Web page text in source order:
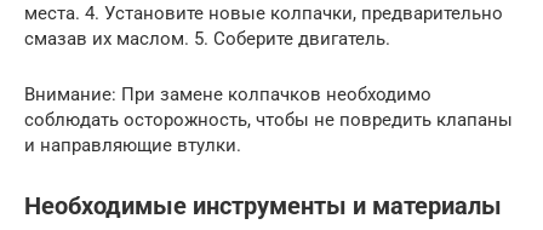
места. 4. Установите новые колпачки, предварительно
смазав их маслом. 5. Соберите двигатель.
Внимание: При замене колпачков необходимо
соблюдать осторожность, чтобы не повредить клапаны
и направляющие втулки.
Необходимые инструменты и материалы